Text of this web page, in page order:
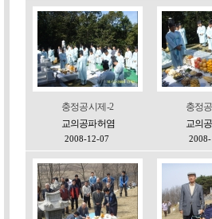
충정공 시제 -2
교의공파 허염
2008-12-07
충정
교의